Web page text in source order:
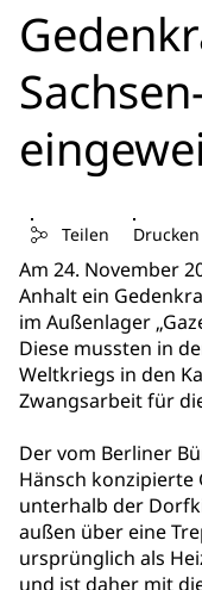
Teilen Drucken
Am 24. November
Anhalt ein
im Außenlager
Diese mussten in
Weltkriegs in den
Zwangsarbeit für
Der vom Berliner
Hänsch konzipierte
unterhalb der
außen über eine
ursprünglich als
und ist daher mit